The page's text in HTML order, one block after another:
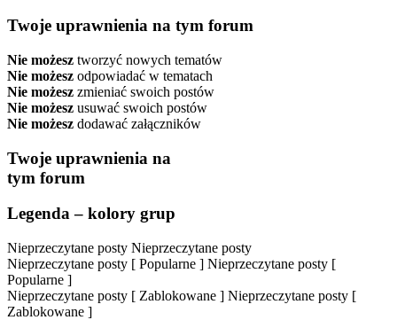
Twoje uprawnienia na tym forum
Nie możesz tworzyć nowych tematów
Nie możesz odpowiadać w tematach
Nie możesz zmieniać swoich postów
Nie możesz usuwać swoich postów
Nie możesz dodawać załączników
Twoje uprawnienia na
tym forum
Legenda – kolory grup
Nieprzeczytane posty Nieprzeczytane posty
Nieprzeczytane posty [ Popularne ] Nieprzeczytane posty [
Popularne ]
Nieprzeczytane posty [ Zablokowane ] Nieprzeczytane posty [
Zablokowane ]